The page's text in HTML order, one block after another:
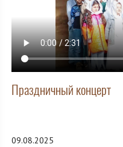
Праздничный концерт
09.08.2025